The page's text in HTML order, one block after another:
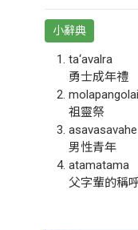
小辭典
ta‘avalra
勇士成年禮
molapangolai
祖靈祭
asavasavahe
男性青年
atamatama
父字輩的稱